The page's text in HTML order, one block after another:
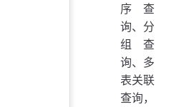
序查
询、分
组查
询、多
表关联
查询，